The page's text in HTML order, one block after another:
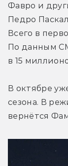
Фавро и
Педро
Всего в
По данным
в 15
В октябре
сезона. В
вернётся